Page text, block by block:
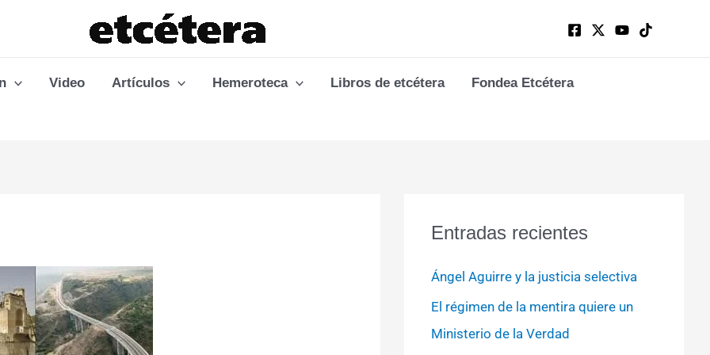
Video Artículos Hemeroteca Libros de etcétera Fondea Etcétera
Entradas recientes
Ángel Aguirre y la justicia selectiva
El régimen de la mentira quiere un
Ministerio de la Verdad